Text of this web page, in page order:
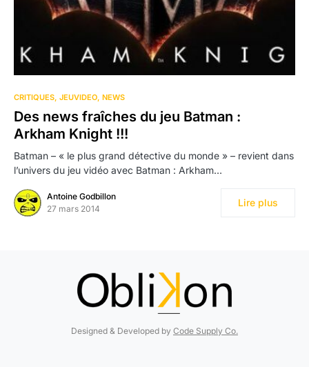
CRITIQUES JEUVIDEO NEWS
Des news fraîches du jeu Batman :
Arkham Knight !!!
Batman – « le plus grand détective du monde » – revient dans
l’univers du jeu vidéo avec Batman : Arkham…
Antoine Godbillon
27 mars 2014
Lire plus
Designed & Developed by Code Supply Co.